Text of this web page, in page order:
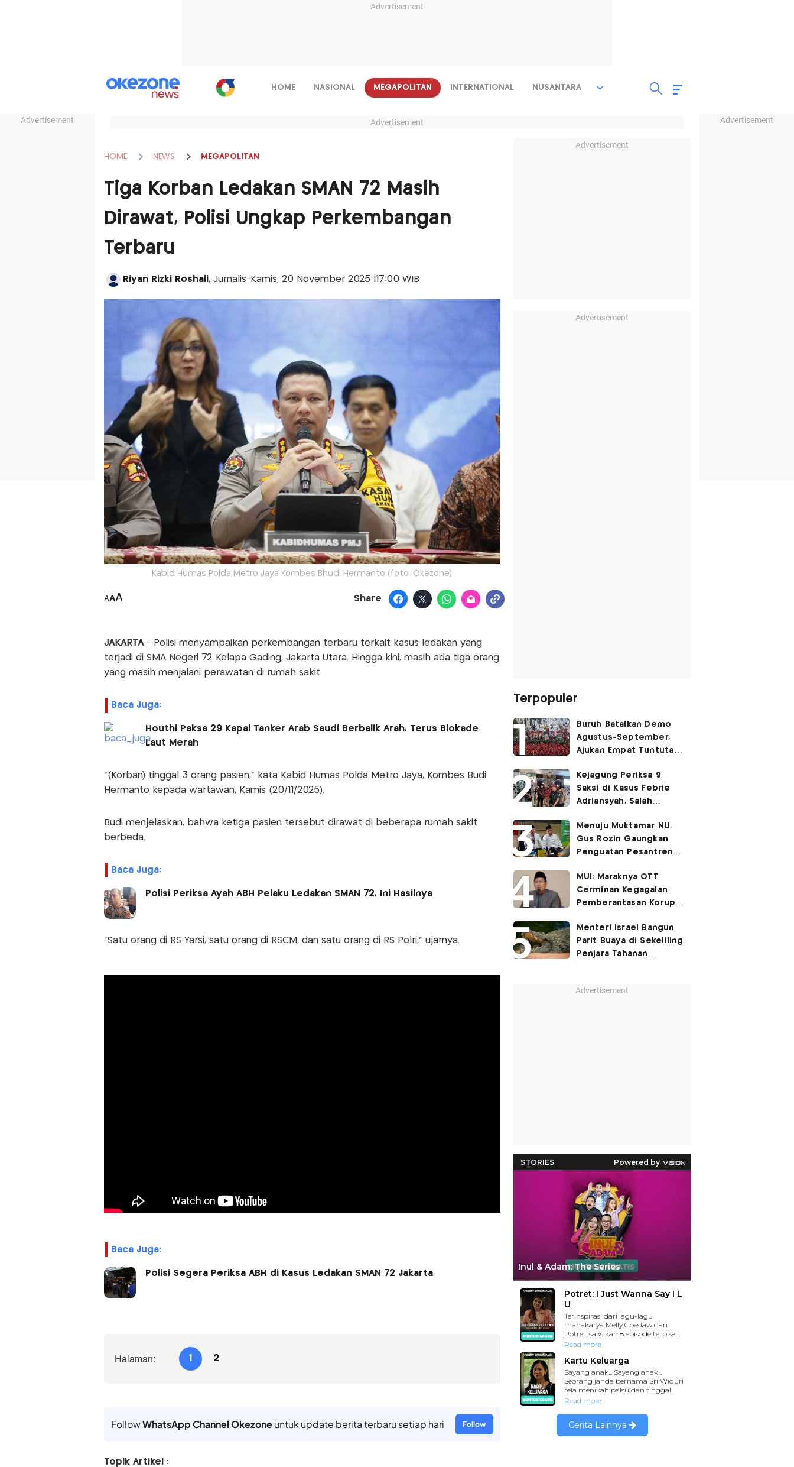
Advertisement
Advertisement Advertisement
HOME NASIONAL MEGAPOLITAN INTERNATIONAL NUSANTARA
Advertisement
HOME NEWS MEGAPOLITAN
Tiga Korban Ledakan SMAN 72 Masih
Dirawat, Polisi Ungkap Perkembangan
Terbaru
Riyan Rizki Roshali, Jurnalis-Kamis, 20 November 2025 |17:00 WIB
Kabid Humas Polda Metro Jaya Kombes Bhudi Hermanto (foto: Okezone)
AAA Share
JAKARTA- Polisi menyampaikan perkembangan terbaru terkait kasus ledakan yang
terjadi di SMA Negeri 72 Kelapa Gading, Jakarta Utara. Hingga kini, masih ada tiga orang
yang masih menjalani perawatan di rumah sakit.
Baca Juga:
Houthi Paksa 29 Kapal Tanker Arab Saudi Berbalik Arah, Terus Blokade
Laut Merah
“(Korban) tinggal 3 orang pasien,” kata Kabid Humas Polda Metro Jaya, Kombes Budi
Hermanto kepada wartawan, Kamis (20/11/2025).
Budi menjelaskan, bahwa ketiga pasien tersebut dirawat di beberapa rumah sakit
berbeda.
Baca Juga:
Polisi Periksa Ayah ABH Pelaku Ledakan SMAN 72, Ini Hasilnya
“Satu orang di RS Yarsi, satu orang di RSCM, dan satu orang di RS Polri,” ujarnya.
Baca Juga:
Polisi Segera Periksa ABH di Kasus Ledakan SMAN 72 Jakarta
Halaman: 1 2
FollowWhatsApp Channel Okezoneuntuk update berita terbaru setiap hari Follow
Topik Artikel :
Advertisement
Advertisement
Terpopuler
Buruh Batalkan Demo
Agustus-September,
Ajukan Empat Tuntutan
Kejagung Periksa 9
Saksi di Kasus Febrie
Adriansyah, Salah
Menuju Muktamar NU,
Gus Rozin Gaungkan
Penguatan Pesantren
MUI: Maraknya OTT
Cerminan Kegagalan
Pemberantasan Korupsi
Menteri Israel Bangun
Parit Buaya di Sekeliling
Penjara Tahanan
Advertisement